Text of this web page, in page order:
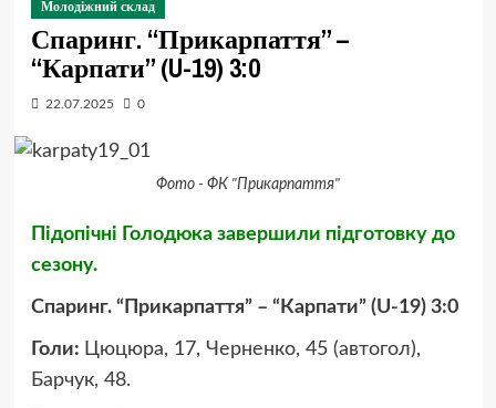
Молодіжний склад
Спаринг. “Прикарпаття” –
“Карпати” (U-19) 3:0
22.07.2025 0
Фото - ФК "Прикарпаття"
Підопічні Голодюка завершили підготовку до
сезону.
Спаринг. “Прикарпаття” – “Карпати” (U-19) 3:0
Голи: Цюцюра, 17, Черненко, 45 (автогол),
Барчук, 48.